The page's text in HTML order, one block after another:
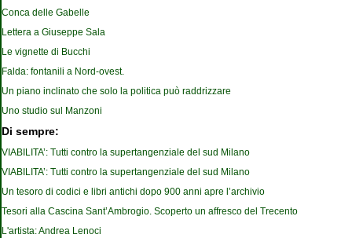
Conca delle Gabelle
Lettera a Giuseppe Sala
Le vignette di Bucchi
Falda: fontanili a Nord-ovest.
Un piano inclinato che solo la politica può raddrizzare
Uno studio sul Manzoni
Di sempre:
VIABILITA’: Tutti contro la supertangenziale del sud Milano
VIABILITA’: Tutti contro la supertangenziale del sud Milano
Un tesoro di codici e libri antichi dopo 900 anni apre l’archivio
Tesori alla Cascina Sant’Ambrogio. Scoperto un affresco del Trecento
L'artista: Andrea Lenoci